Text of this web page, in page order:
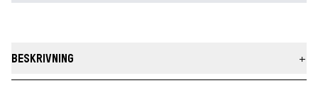
BESKRIVNING
100% Merino Wool Knit Hats with top knit construction for form fit.